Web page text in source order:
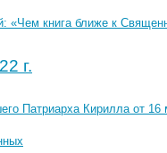
«Чем книга ближе к
г.
Патриарха Кирилла от 16